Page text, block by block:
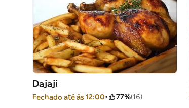
Dajaji
Fechado até às 12:00 77%(16)